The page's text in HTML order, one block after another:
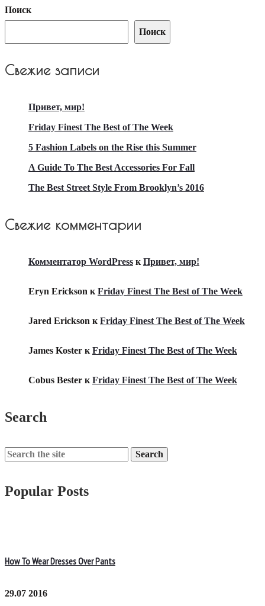
Поиск
Поиск
Свежие записи
Привет, мир!
Friday Finest The Best of The Week
5 Fashion Labels on the Rise this Summer
A Guide To The Best Accessories For Fall
The Best Street Style From Brooklyn’s 2016
Свежие комментарии
Комментатор WordPress к Привет, мир!
Eryn Erickson к Friday Finest The Best of The Week
Jared Erickson к Friday Finest The Best of The Week
James Koster к Friday Finest The Best of The Week
Cobus Bester к Friday Finest The Best of The Week
Search
Search
Popular Posts
How To Wear Dresses Over Pants
29.07 2016